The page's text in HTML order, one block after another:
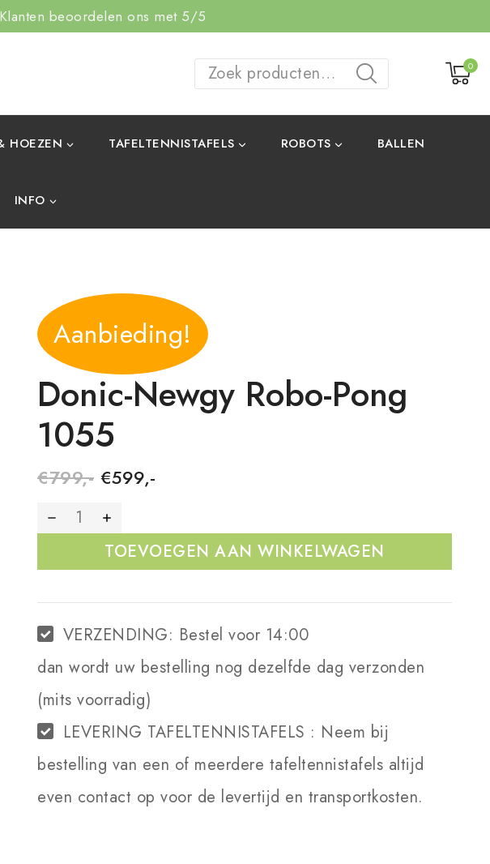
beoordelen ons met 5/5
ZOEKEN
0
HOEZEN TAFELTENNISTAFELS ROBOTS BALLEN
INFO
Aanbieding!
Donic-Newgy Robo-Pong
1055
€799,- €599,-
TOEVOEGEN AAN WINKELWAGEN
VERZENDING: Bestel voor 14:00
dan wordt uw bestelling nog dezelfde dag verzonden
(mits voorradig)
LEVERING TAFELTENNISTAFELS : Neem bij
bestelling van een of meerdere tafeltennistafels altijd
even contact op voor de levertijd en transportkosten.